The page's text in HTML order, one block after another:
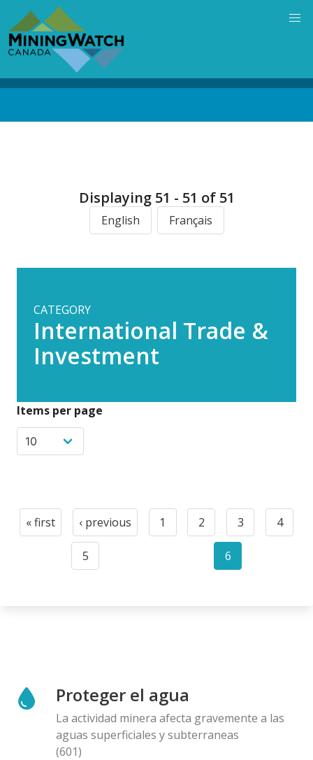
main
content
Displaying 51 - 51 of 51
English Français
CATEGORY
International Trade &
Investment
Items per page
Paginación
First
« first
Previous
‹ previous
Page
1
Page
2
Page
3
Page
4
Page
5
Current
6
Proteger el agua
La actividad minera afecta gravemente a las
aguas superficiales y subterraneas
(601)